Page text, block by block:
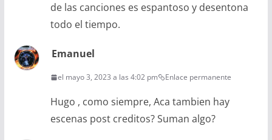
de las canciones es espantoso y desentona
todo el tiempo.
Emanuel
el mayo 3, 2023 a las 4:02 pm Enlace permanente
Hugo , como siempre, Aca tambien hay
escenas post creditos? Suman algo?